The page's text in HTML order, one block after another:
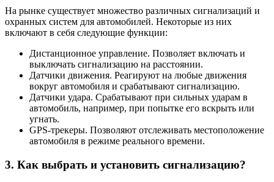
На рынке существует множество различных сигнализаций и
охранных систем для автомобилей. Некоторые из них
включают в себя следующие функции:
Дистанционное управление. Позволяет включать и
выключать сигнализацию на расстоянии.
Датчики движения. Реагируют на любые движения
вокруг автомобиля и срабатывают сигнализацию.
Датчики удара. Срабатывают при сильных ударам в
автомобиль, например, при попытке его вскрыть или
угнать.
GPS-трекеры. Позволяют отслеживать местоположение
автомобиля в режиме реального времени.
3. Как выбрать и установить сигнализацию?